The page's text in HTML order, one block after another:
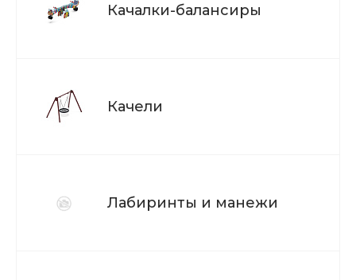
Качалки-балансиры
Качели
Лабиринты и манежи